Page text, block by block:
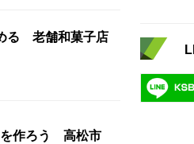
る 老舗和菓子店
を作ろう 高松市